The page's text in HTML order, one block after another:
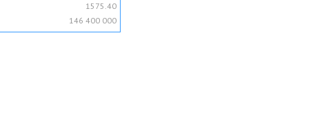
1575.40
146 400 000